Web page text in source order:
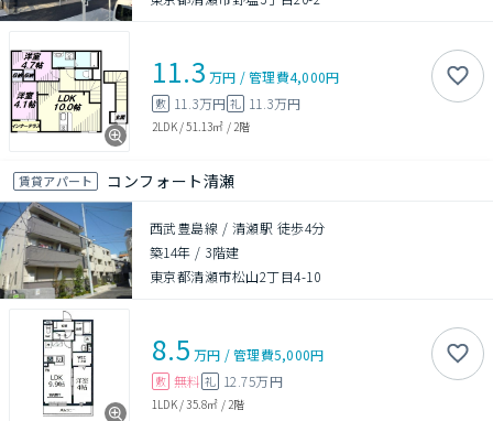
11.3 万円 /管理費4,000円
敷 11.3万円 礼 11.3万円
2LDK/51.13㎡ / 2階
賃貸アパート コンフォート清瀬
西武豊島線 / 清瀬駅 徒歩4分
築14年 / 3階建
東京都清瀬市松山2丁目4-10
8.5 万円 /管理費5,000円
敷 無料 礼 12.75万円
1LDK/35.8㎡ / 2階